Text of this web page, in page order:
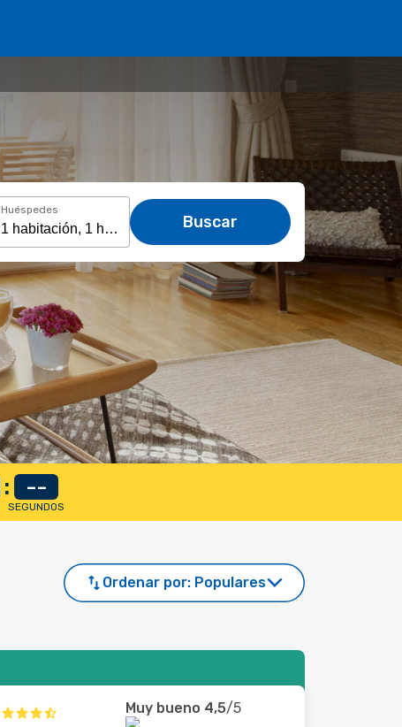
Huéspedes
Buscar
: --
SEGUNDOS
Ordenar por: Populares
Muy bueno 4,5/5